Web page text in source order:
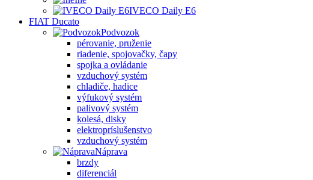
IVECO Daily E6
FIAT Ducato
Podvozok
pérovanie, pruženie
riadenie, spojovačky, čapy
spojka a ovládanie
vzduchový systém
chladiče, hadice
výfukový systém
palivový systém
kolesá, disky
elektropríslušenstvo
vzduchový systém
Náprava
brzdy
diferenciál